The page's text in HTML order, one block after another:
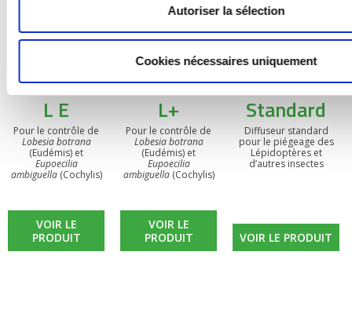
Autoriser la sélection
Cookies nécessaires uniquement
BIOOtwin®
L E
Pour le contrôle de
Lobesia botrana
(Eudémis) et
Eupoecilia
ambiguella(Cochylis)
VOIR LE
PRODUIT
BIOOtwin®
L+
Pour le contrôle de
Lobesia botrana
(Eudémis) et
Eupoecilia
ambiguella(Cochylis)
VOIR LE
PRODUIT
Diffuseur
Standard
Diffuseur standard
pour le piégeage des
Lépidoptères et
d’autres insectes
VOIR LE PRODUIT